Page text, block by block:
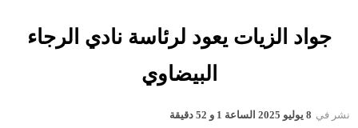
جواد الزيات يعود لرئاسة نادي الرجاء
البيضاوي
نشر في 8 يوليو 2025 الساعة 1 و 52 دقيقة